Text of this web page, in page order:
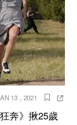
13 , 2021
奔》揪25歲